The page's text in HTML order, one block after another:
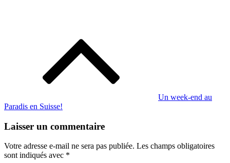
Un week-end au
Paradis en Suisse!
Laisser un commentaire
Votre adresse e-mail ne sera pas publiée. Les champs obligatoires
sont indiqués avec *